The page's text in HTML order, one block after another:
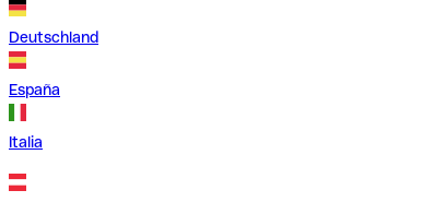
Deutschland
España
Italia